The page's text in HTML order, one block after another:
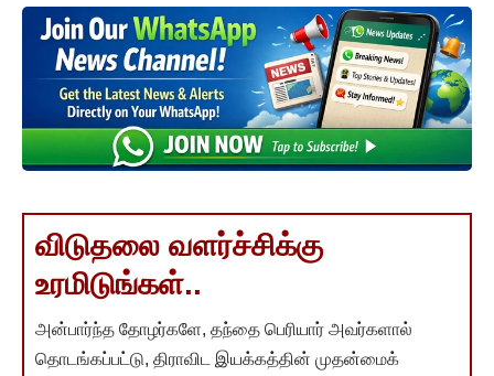
விடுதலை வளர்ச்சிக்கு
உரமிடுங்கள்..
அன்பார்ந்த தோழர்களே, தந்தை பெரியார் அவர்களால்
தொடங்கப்பட்டு, திராவிட இயக்கத்தின் முதன்மைக்